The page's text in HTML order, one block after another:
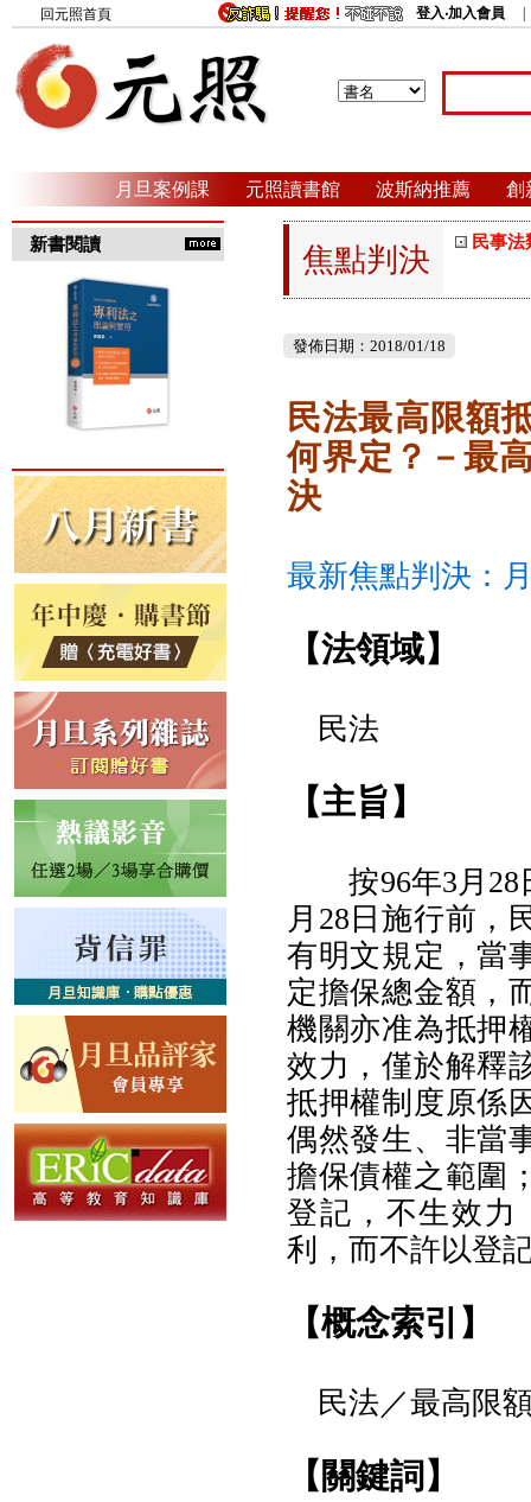
回元照首頁 登入‧加入會員
月旦案例課 元照讀書館 波斯納推薦 創
新書閱讀 焦點判決 民事法
發佈日期：2018/01/18
民法最高限額
何界定？－最
決
最新焦點判決：
【法領域】
民法
【主旨】
按96年3月28
月28日施行前，
有明文規定，當
定擔保總金額，
機關亦准為抵押
效力，僅於解釋
抵押權制度原係
偶然發生、非當
擔保債權之範圍
登記，不生效力
利，而不許以登
【概念索引】
民法／最高限
【關鍵詞】